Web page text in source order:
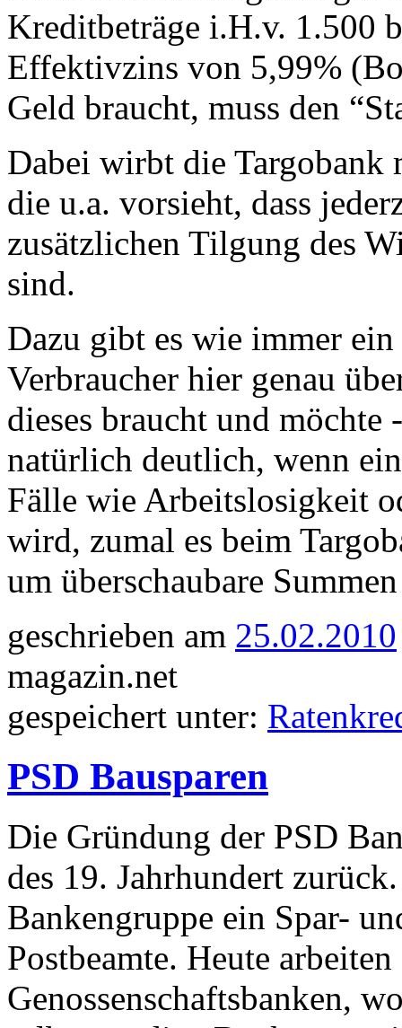
Kreditbeträge i.H.v. 1.500
Effektivzins von 5,99%
Geld braucht, muss den
Dabei wirbt die Targobank
die u.a. vorsieht, dass
zusätzlichen Tilgung des
sind.
Dazu gibt es wie immer
Verbraucher hier genau
dieses braucht und
natürlich deutlich, wenn
Fälle wie Arbeitslosigkeit
wird, zumal es beim
um überschaubare
geschrieben am 25.02.2010
magazin.net
gespeichert unter:
PSD Bausparen
Die Gründung der PSD
des 19. Jahrhundert
Bankengruppe ein Spar-
Postbeamte. Heute
Genossenschaftsbanken,